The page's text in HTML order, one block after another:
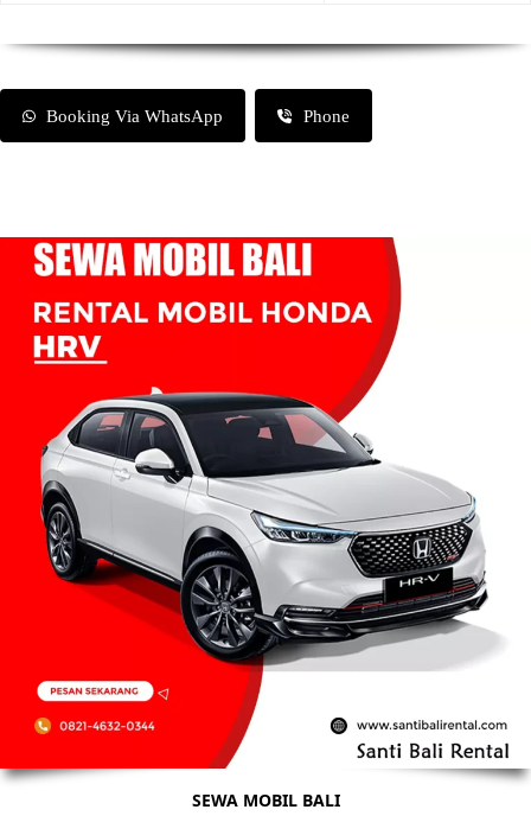
Booking Via WhatsApp Phone
SEWA MOBIL BALI